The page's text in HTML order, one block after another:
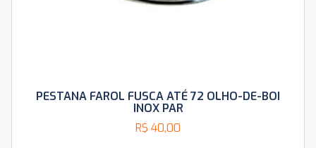
PESTANA FAROL FUSCA ATÉ 72 OLHO-DE-BOI
INOX PAR
R$ 40,00